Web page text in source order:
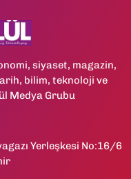
siyaset, magazin,
bilim, teknoloji ve
Medya Grubu
Yerleşkesi No:16/6